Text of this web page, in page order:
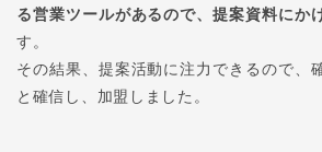
る営業ツールがあるので、提案資料にか
す。
その結果、提案活動に注力できるので、
と確信し、加盟しました。